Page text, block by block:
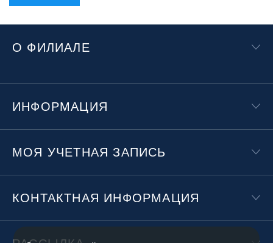
О ФИЛИАЛЕ
ИНФОРМАЦИЯ
МОЯ УЧЕТНАЯ ЗАПИСЬ
КОНТАКТНАЯ ИНФОРМАЦИЯ